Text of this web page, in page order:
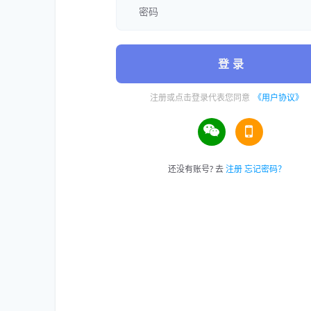
登 录
注册或点击登录代表您同意 《用户协议》
还没有账号? 去注册忘记密码？